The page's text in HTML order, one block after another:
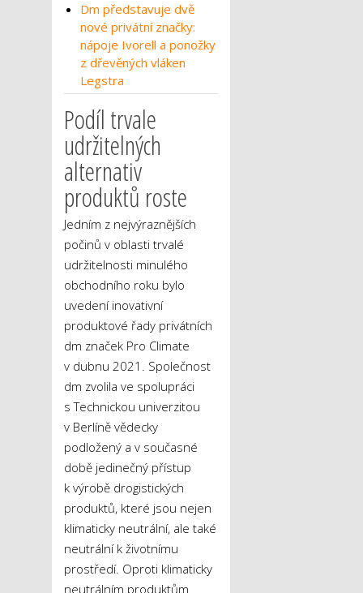
Dm představuje dvě
nové privátní značky:
nápoje Ivorell a ponožky
z dřevěných vláken
Legstra
Podíl trvale
udržitelných
alternativ
produktů roste
Jedním z nejvýraznějších
počinů v oblasti trvalé
udržitelnosti minulého
obchodního roku bylo
uvedení inovativní
produktové řady privátních
dm značek Pro Climate
v dubnu 2021. Společnost
dm zvolila ve spolupráci
s Technickou univerzitou
v Berlíně vědecky
podložený a v současné
době jedinečný přístup
k výrobě drogistických
produktů, které jsou nejen
klimaticky neutrální, ale také
neutrální k životnímu
prostředí. Oproti klimaticky
neutrálním produktům